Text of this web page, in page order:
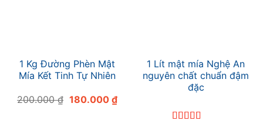
1 Kg Đường Phèn Mật
Mía Kết Tinh Tự Nhiên
200.000₫ Giá
180.000 ₫Giá
hiện
1 Lít mật mía Nghệ An
nguyên chất chuẩn đậm
đặc